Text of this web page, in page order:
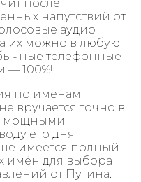
после
напутствий от
аудио
их можно в любую
телефонные
— 100%!
по именам
вручается точно в
мощными
его дня
имеется полный
имён для выбора
от Путина.